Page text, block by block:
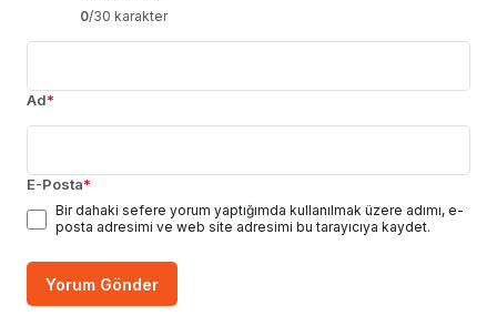
0/30 karakter
Ad*
E-Posta*
Bir dahaki sefere yorum yaptığımda kullanılmak üzere adımı, e-
posta adresimi ve web site adresimi bu tarayıcıya kaydet.
Yorum Gönder